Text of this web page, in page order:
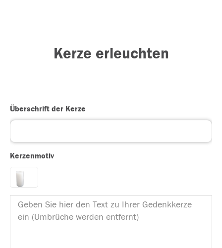
Kerze erleuchten
Überschrift der Kerze
Kerzenmotiv